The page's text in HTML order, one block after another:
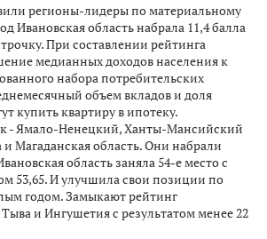
регионы-лидеры по материальному
Ивановская область набрала 11,4 балла
При составлении рейтинга
медианных доходов населения к
набора потребительских
объем вкладов и доля
купить квартиру в ипотеку.
- Ямало-Ненецкий, Ханты-Мансийский
Магаданская область. Они набрали
область заняла 54-е место с
53,65. И улучшила свои позиции по
годом. Замыкают рейтинг
и Ингушетия с результатом менее 22